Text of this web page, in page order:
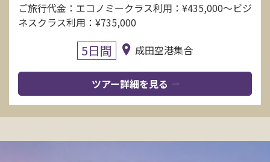
ご旅行代金：エコノミークラス利用：¥435,000〜ビジ
ネスクラス利用：¥735,000
5日間 成田空港集合
ツアー詳細を見る